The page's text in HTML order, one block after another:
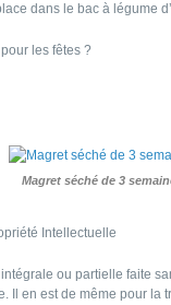
dans le bac à légume
les fêtes ?
Magret séché de 3
Intellectuelle
ou partielle faite
Il en est de même pour la